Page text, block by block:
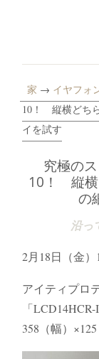
家 → イヤフォ
10！ 縦横どち
イを試す
究極の
10！ 縦横
の
沿っ
2月18日（金
アイティプロ
「
358（幅）